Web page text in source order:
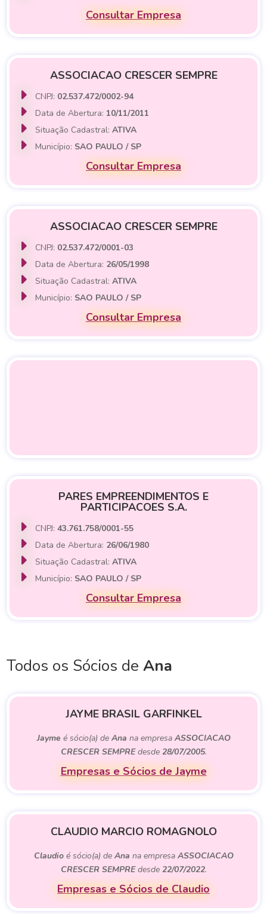
Consultar Empresa
ASSOCIACAO CRESCER SEMPRE
CNPJ: 02.537.472/0002-94
Data de Abertura: 10/11/2011
Situação Cadastral:ATIVA
Município: SAO PAULO / SP
Consultar Empresa
ASSOCIACAO CRESCER SEMPRE
CNPJ: 02.537.472/0001-03
Data de Abertura: 26/05/1998
Situação Cadastral:ATIVA
Município: SAO PAULO / SP
Consultar Empresa
PARES EMPREENDIMENTOS E
PARTICIPACOES S.A.
CNPJ:43.761.758/0001-55
Data de Abertura: 26/06/1980
Situação Cadastral:ATIVA
Município: SAO PAULO / SP
Consultar Empresa
Todos os Sócios deAna
JAYME BRASIL GARFINKEL
Jayme é sócio(a) de Ana na empresa ASSOCIACAO
CRESCER SEMPREdesde 28/07/2005.
Empresas e Sócios de Jayme
CLAUDIO MARCIO ROMAGNOLO
Claudioé sócio(a) de Ana na empresa ASSOCIACAO
CRESCER SEMPREdesde 22/07/2022.
Empresas e Sócios de Claudio